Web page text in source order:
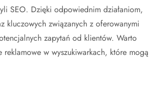
SEO. Dzięki odpowiednim działaniom,
kluczowych związanych z oferowanymi
zapytań od klientów. Warto
w wyszukiwarkach, które mogą